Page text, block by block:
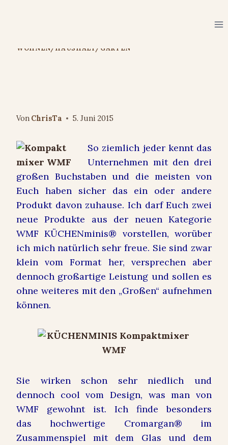
WOHNEN/HAUSHALT/GARTEN
Von ChrisTa 5. Juni 2015
So ziemlich jeder kennt das
Unternehmen mit den drei
großen Buchstaben und die meisten von
Euch haben sicher das ein oder andere
Produkt davon zuhause. Ich darf Euch zwei
neue Produkte aus der neuen Kategorie
WMF KÜCHENminis® vorstellen, worüber
ich mich natürlich sehr freue. Sie sind zwar
klein vom Format her, versprechen aber
dennoch großartige Leistung und sollen es
ohne weiteres mit den „Großen“ aufnehmen
können.
Sie wirken schon sehr niedlich und
dennoch cool vom Design, was man von
WMF gewohnt ist. Ich finde besonders
das hochwertige Cromargan® im
Zusammenspiel mit dem Glas und dem